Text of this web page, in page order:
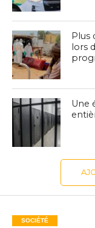
Plus
lors
Une
SOCIÉTÉ